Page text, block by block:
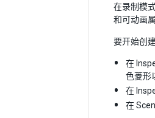
在录制模
和可动画
要开始创
在
色菱形
在
在